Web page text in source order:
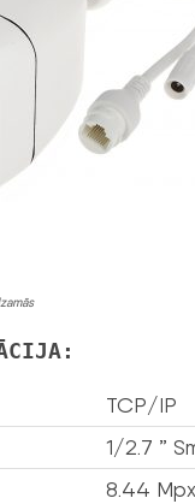
TCP/IP
1/2.7 ”
8.44 Mpx